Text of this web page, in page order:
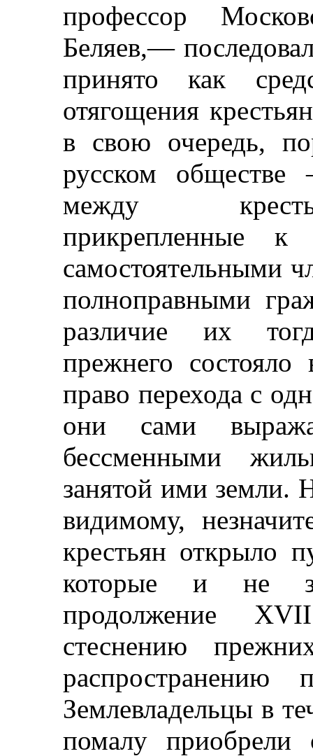
профессор
Беляев,—
принято как
отягощения
в свою очередь,
русском обществе
между
прикрепленные к
самостоятельными
полноправными
различие их
прежнего
право перехода с
они сами
бессменными
занятой ими земли.
видимому,
крестьян открыло
которые и не
продолжение
стеснению
распространению
Землевладельцы в
помалу приобрели